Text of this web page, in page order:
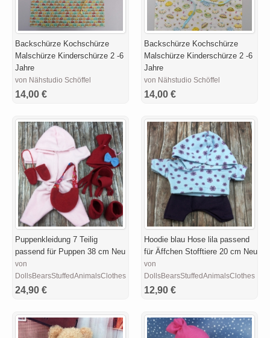
Backschürze Kochschürze
Malschürze Kinderschürze 2 -6
Jahre
von Nähstudio Schöffel
14,00 €
Backschürze Kochschürze
Malschürze Kinderschürze 2 -6
Jahre
von Nähstudio Schöffel
14,00 €
Puppenkleidung 7 Teilig
passend für Puppen 38 cm Neu
von
DollsBearsStuffedAnimalsClothesDesigns
24,90 €
Hoodie blau Hose lila passend
für Äffchen Stofftiere 20 cm Neu
von
12,90 €